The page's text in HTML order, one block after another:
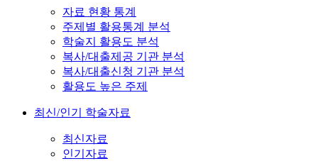
자료 현황 통계
주제별 활용통계 분석
학술지 활용도 분석
복사/대출제공 기관 분석
복사/대출신청 기관 분석
활용도 높은 주제
최신/인기 학술자료
최신자료
인기자료